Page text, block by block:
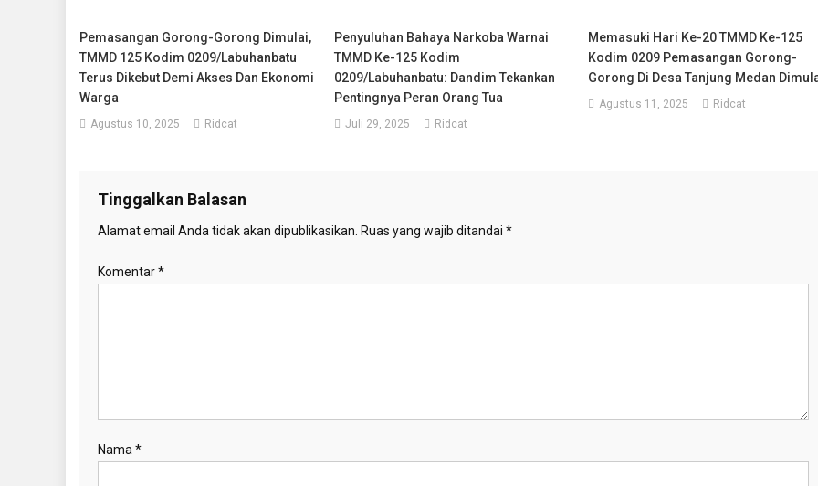
Pemasangan Gorong-Gorong Dimulai,
TMMD 125 Kodim 0209/Labuhanbatu
Terus Dikebut Demi Akses Dan Ekonomi
Warga
Agustus 10, 2025 Ridcat
Penyuluhan Bahaya Narkoba Warnai
TMMD Ke-125 Kodim
0209/Labuhanbatu: Dandim Tekankan
Pentingnya Peran Orang Tua
Juli 29, 2025 Ridcat
Memasuki Hari Ke-20 TMMD Ke-125
Kodim 0209 Pemasangan Gorong-
Gorong Di Desa Tanjung Medan
Agustus 11, 2025 Ridcat
Tinggalkan Balasan
Alamat email Anda tidak akan dipublikasikan. Ruas yang wajib ditandai *
Komentar*
Nama *